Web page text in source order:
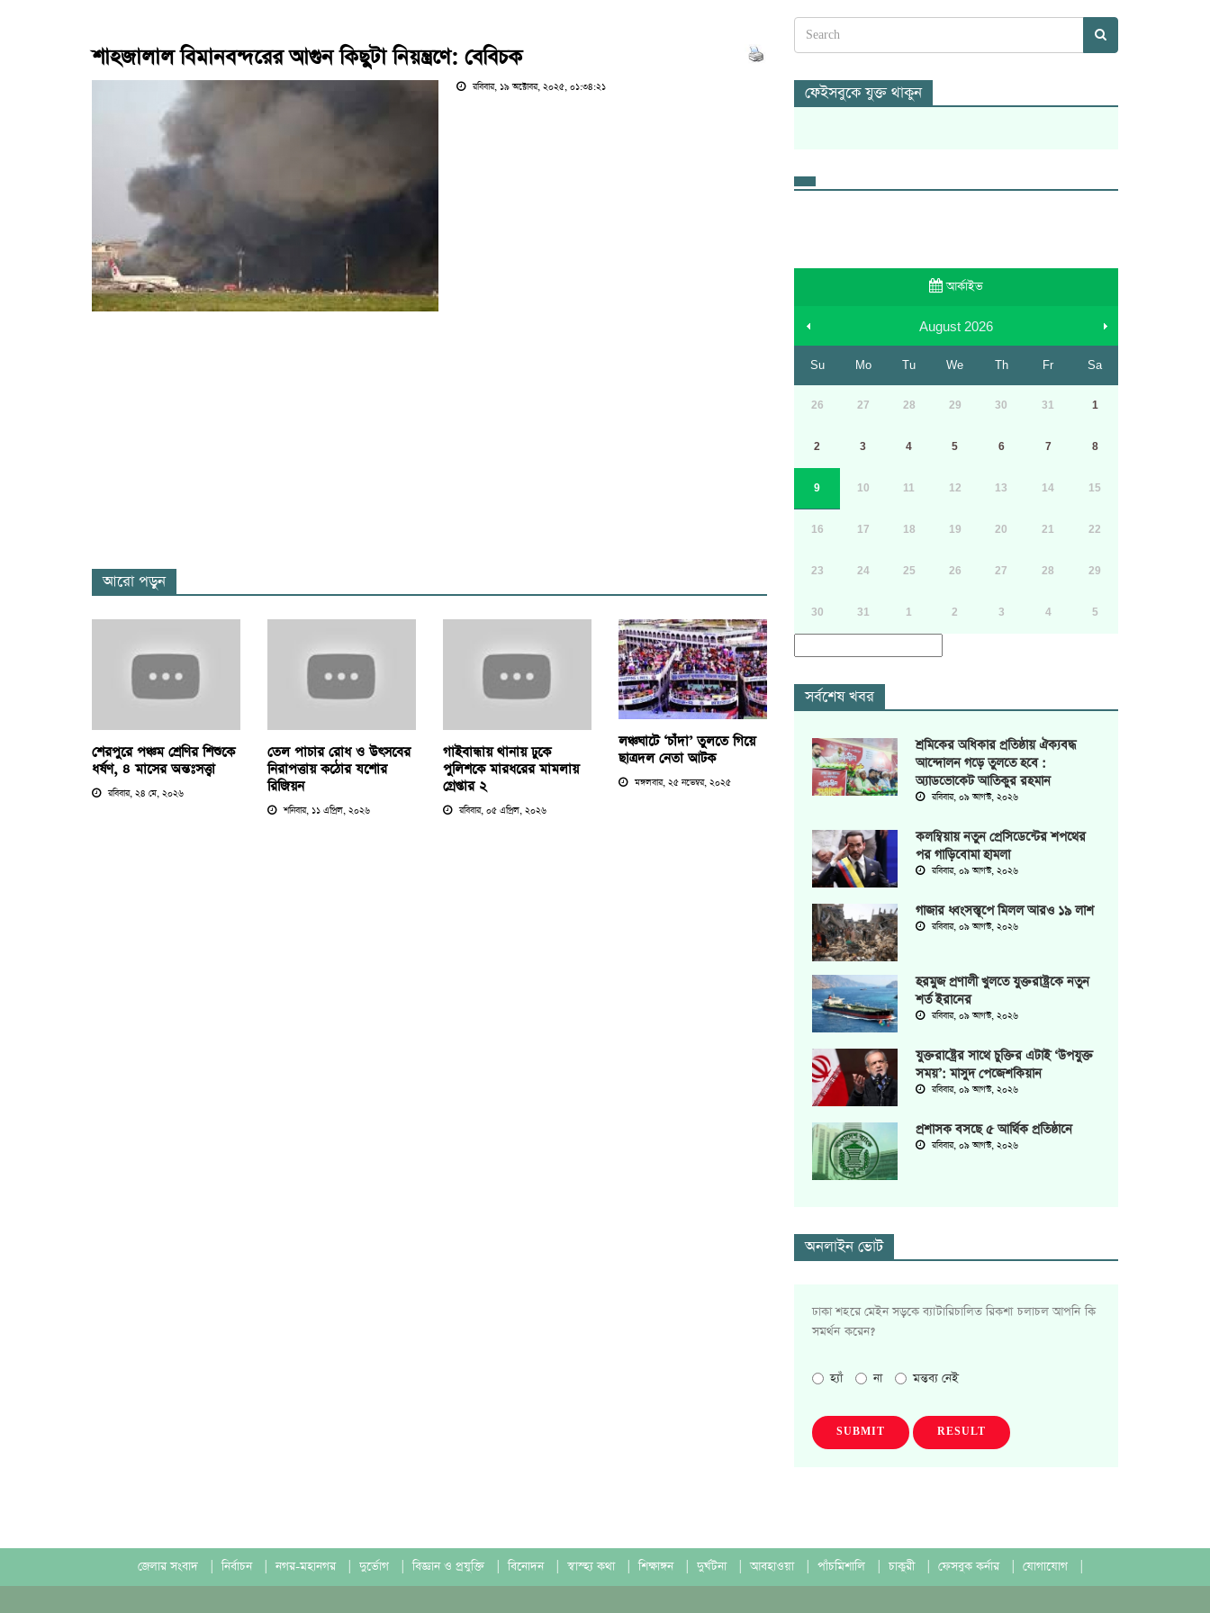
শাহজালাল বিমানবন্দরের আগুন কিছুটা নিয়ন্ত্রণে: বেবিচক
রবিবার, ১৯ অক্টোবর, ২০২৫, ০১:৩৪:২১
আরো পড়ুন
শেরপুরে পঞ্চম শ্রেণির শিশুকে
ধর্ষণ, ৪ মাসের অন্তঃসত্ত্বা
রবিবার, ২৪ মে, ২০২৬
তেল পাচার রোধ ও উৎসবের
নিরাপত্তায় কঠোর যশোর
রিজিয়ন
শনিবার, ১১ এপ্রিল, ২০২৬
গাইবান্ধায় থানায় ঢুকে
পুলিশকে মারধরের মামলায়
গ্রেপ্তার ২
রবিবার, ০৫ এপ্রিল, ২০২৬
লঞ্চঘাটে ‘চাঁদা’ তুলতে গিয়ে
ছাত্রদল নেতা আটক
মঙ্গলবার, ২৫ নভেম্বর, ২০২৫
ফেইসবুকে যুক্ত থাকুন
আর্কাইভ
August 2026
Su Mo Tu We Th Fr Sa
26 27 28 29 30 31 1
2 3 4 5 6 7 8
9 10 11 12 13 14 15
16 17 18 19 20 21 22
23 24 25 26 27 28 29
30 31 1 2 3 4 5
সর্বশেষ খবর
শ্রমিকের অধিকার প্রতিষ্ঠায় ঐক্যবদ্ধ
আন্দোলন গড়ে তুলতে হবে :
অ্যাডভোকেট আতিকুর রহমান
রবিবার, ০৯ আগস্ট, ২০২৬
কলম্বিয়ায় নতুন প্রেসিডেন্টের শপথের
পর গাড়িবোমা হামলা
রবিবার, ০৯ আগস্ট, ২০২৬
গাজার ধ্বংসস্তূপে মিলল আরও ১৯ লাশ
রবিবার, ০৯ আগস্ট, ২০২৬
হরমুজ প্রণালী খুলতে যুক্তরাষ্ট্রকে নতুন
শর্ত ইরানের
রবিবার, ০৯ আগস্ট, ২০২৬
যুক্তরাষ্ট্রের সাথে চুক্তির এটাই ‘উপযুক্ত
সময়’: মাসুদ পেজেশকিয়ান
রবিবার, ০৯ আগস্ট, ২০২৬
প্রশাসক বসছে ৫ আর্থিক প্রতিষ্ঠানে
রবিবার, ০৯ আগস্ট, ২০২৬
অনলাইন ভোট
ঢাকা শহরে মেইন সড়কে ব্যাটারিচালিত রিকশা চলাচল আপনি কি
সমর্থন করেন?
হ্যাঁ না মন্তব্য নেই
SUBMIT RESULT
জেলার সংবাদ নির্বাচন নগর-মহানগর দুর্ভোগ বিজ্ঞান ও প্রযুক্তি বিনোদন স্বাস্হ্য কথা শিক্ষাঙ্গন দুর্ঘটনা আবহাওয়া পাঁচমিশালি চাকুরী ফেসবুক কর্নার যোগাযোগ